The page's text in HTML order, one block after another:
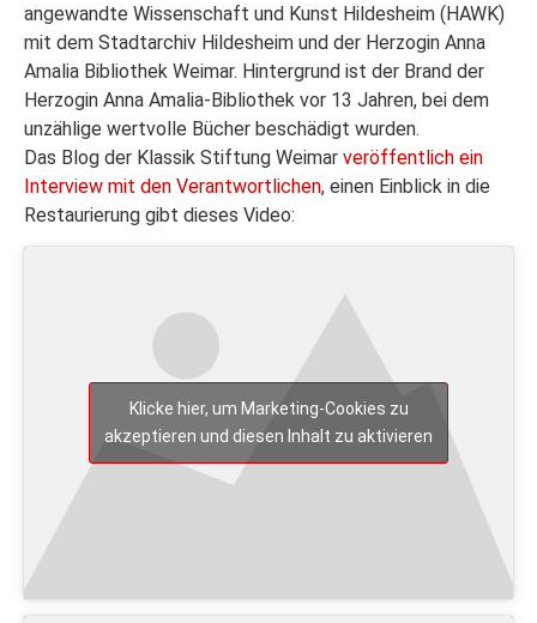
angewandte Wissenschaft und Kunst Hildesheim (HAWK)
mit dem Stadtarchiv Hildesheim und der Herzogin Anna
Amalia Bibliothek Weimar. Hintergrund ist der Brand der
Herzogin Anna Amalia-Bibliothek vor 13 Jahren, bei dem
unzählige wertvolle Bücher beschädigt wurden.
Das Blog der Klassik Stiftung Weimar veröffentlich ein
Interview mit den Verantwortlichen, einen Einblick in die
Restaurierung gibt dieses Video:
Klicke hier, um Marketing-Cookies zu
akzeptieren und diesen Inhalt zu aktivieren